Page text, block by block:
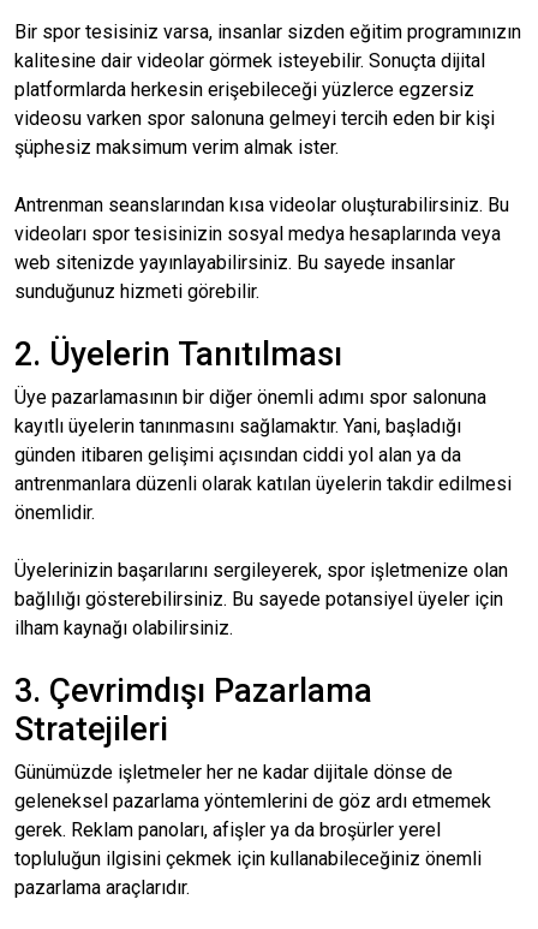
Bir spor tesisiniz varsa, insanlar sizden eğitim programınızın
kalitesine dair videolar görmek isteyebilir. Sonuçta dijital
platformlarda herkesin erişebileceği yüzlerce egzersiz
videosu varken spor salonuna gelmeyi tercih eden bir kişi
şüphesiz maksimum verim almak ister.
Antrenman seanslarından kısa videolar oluşturabilirsiniz. Bu
videoları spor tesisinizin sosyal medya hesaplarında veya
web sitenizde yayınlayabilirsiniz. Bu sayede insanlar
sunduğunuz hizmeti görebilir.
2. Üyelerin Tanıtılması
Üye pazarlamasının bir diğer önemli adımı spor salonuna
kayıtlı üyelerin tanınmasını sağlamaktır. Yani, başladığı
günden itibaren gelişimi açısından ciddi yol alan ya da
antrenmanlara düzenli olarak katılan üyelerin takdir edilmesi
önemlidir.
Üyelerinizin başarılarını sergileyerek, spor işletmenize olan
bağlılığı gösterebilirsiniz. Bu sayede potansiyel üyeler için
ilham kaynağı olabilirsiniz.
3. Çevrimdışı Pazarlama
Stratejileri
Günümüzde işletmeler her ne kadar dijitale dönse de
geleneksel pazarlama yöntemlerini de göz ardı etmemek
gerek. Reklam panoları, afişler ya da broşürler yerel
topluluğun ilgisini çekmek için kullanabileceğiniz önemli
pazarlama araçlarıdır.